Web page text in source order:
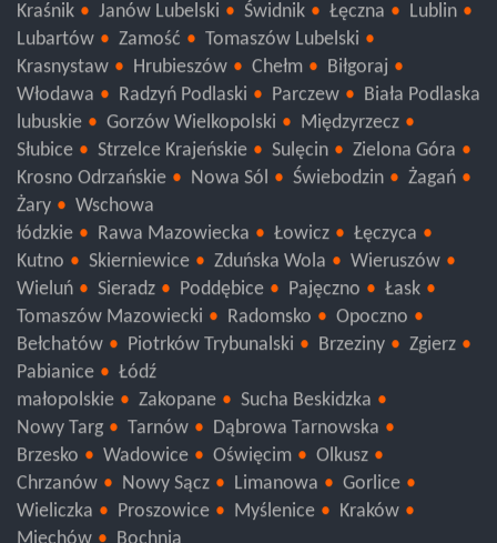
lubelskie Ryki Puławy Opole Lubelskie
Łuków
Kraśnik
Janów Lubelski Świdnik Łęczna
Lubartów
Zamość
Tomaszów Lubelski
Krasnystaw
Hrubieszów Chełm
Biłgoraj
Włodawa
Radzyń Podlaski Parczew
Biała Podlaska
lubuskie
Gorzów Wielkopolski
Międzyrzecz
Słubice
Strzelce Krajeńskie Sulęcin
Zielona Góra
Krosno Odrzańskie
Żary
Wschowa
łódzkie
Rawa Mazowiecka Łowicz
Łęczyca
Kutno
Skierniewice Zduńska Wola
Wieruszów
Wieluń
Sieradz Poddębice Pajęczno
Łask
Tomaszów Mazowiecki
Radomsko
Opoczno
Bełchatów
Piotrków Trybunalski
Pabianice
Łódź
małopolskie
Zakopane
Sucha Beskidzka
Nowy Targ
Tarnów
Dąbrowa Tarnowska
Brzesko
Wadowice Oświęcim
Olkusz
Chrzanów
Nowy Sącz Limanowa
Gorlice
Wieliczka
Proszowice